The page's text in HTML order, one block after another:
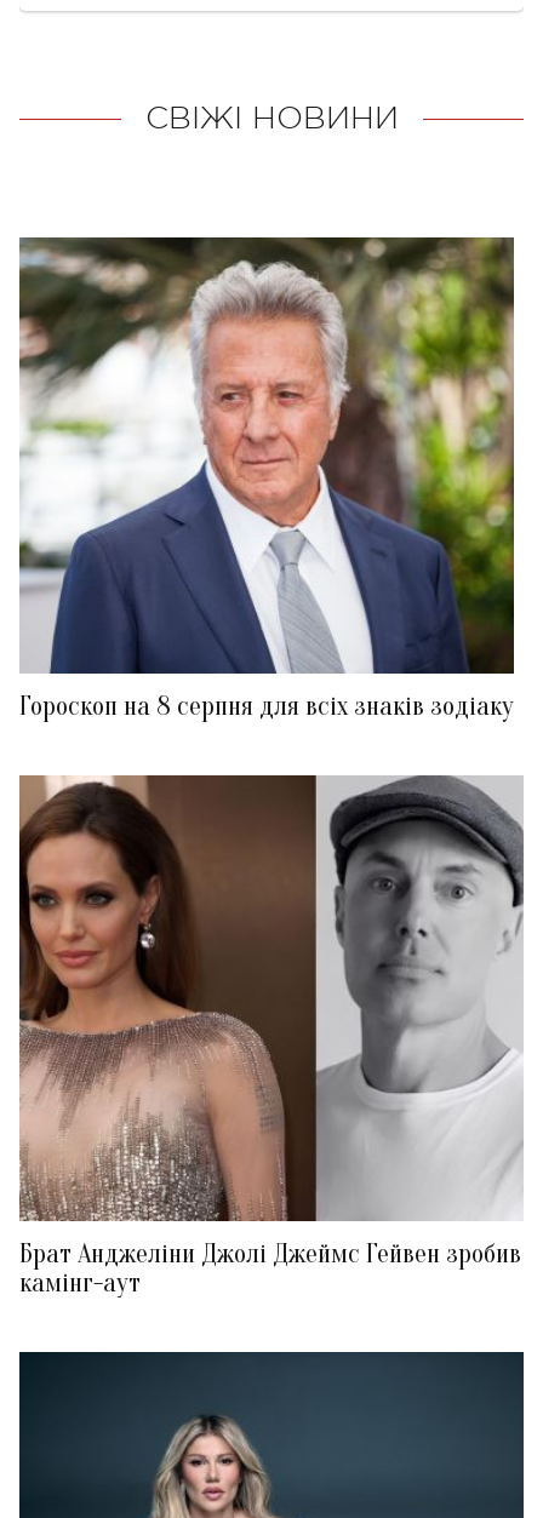
СВІЖІ НОВИНИ
Гороскоп на 8 серпня для всіх знаків зодіаку
Брат Анджеліни Джолі Джеймс Гейвен зробив
камінг-аут